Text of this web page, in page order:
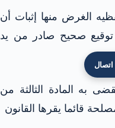
الغرض منها إثبات أن
توقيع صحيح صادر من يد
به المادة الثالثة من
قائما يقرها القانون